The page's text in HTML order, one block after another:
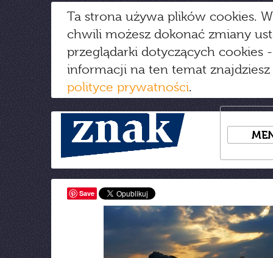
Ta strona używa plików cookies.
chwili możesz dokonać zmiany
przeglądarki dotyczących cookies
informacji na ten temat
polityce prywatności.
Save